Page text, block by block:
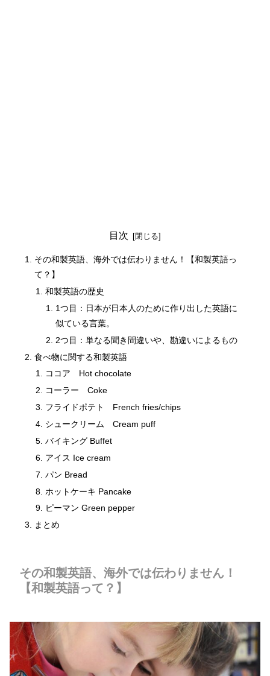
目次
その和製英語、海外では伝わりません！【和製英語っ
て？】
和製英語の歴史
1つ目：日本が日本人のために作り出した英語に
似ている言葉。
2つ目：単なる聞き間違いや、勘違いによるもの
食べ物に関する和製英語
ココア Hot chocolate
コーラー Coke
フライドポテト French fries/chips
シュークリーム Cream puff
バイキング Buffet
アイス Ice cream
パン Bread
ホットケーキ Pancake
ピーマン Green pepper
まとめ
その和製英語、海外では伝わりません！
【和製英語って？】